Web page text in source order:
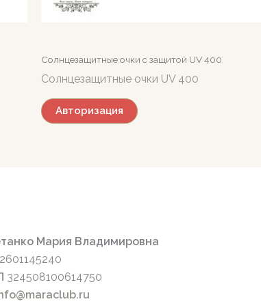
Солнцезащитные очки c защитой UV 400
Солнцезащитные очки UV 400
Авторизация
Мария Владимировна
324508100614750